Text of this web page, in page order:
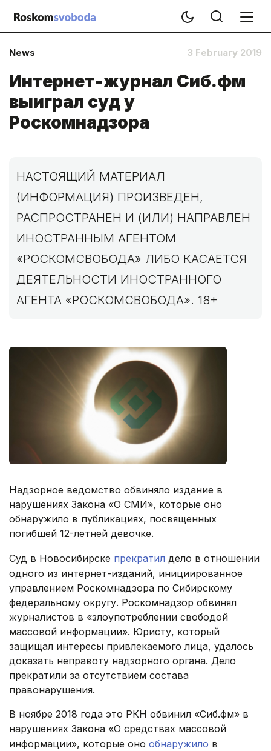
News 3 February 2019
Интернет-журнал Сиб.фм
выиграл суд у
Роскомнадзора
НАСТОЯЩИЙ МАТЕРИАЛ
(ИНФОРМАЦИЯ) ПРОИЗВЕДЕН,
РАСПРОСТРАНЕН И (ИЛИ) НАПРАВЛЕН
ИНОСТРАННЫМ АГЕНТОМ
«РОСКОМСВОБОДА» ЛИБО КАСАЕТСЯ
ДЕЯТЕЛЬНОСТИ ИНОСТРАННОГО
АГЕНТА «РОСКОМСВОБОДА». 18+
Надзорное ведомство обвиняло издание в
нарушениях Закона «О СМИ», которые оно
обнаружило в публикациях, посвященных
погибшей 12-летней девочке.
Суд в Новосибирске прекратил дело в отношении
одного из интернет-изданий, инициированное
управлением Роскомнадзора по Сибирскому
федеральному округу. Роскомнадзор обвинял
журналистов в «злоупотреблении свободой
массовой информации». Юристу, который
защищал интересы привлекаемого лица, удалось
доказать неправоту надзорного органа. Дело
прекратили за отсутствием состава
правонарушения.
В ноябре 2018 года это РКН обвинил «Сиб.фм» в
нарушениях Закона «О средствах массовой
информации», которые оно обнаружило в